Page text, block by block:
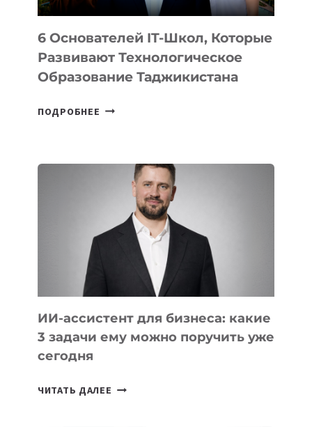
6 Основателей IT-Школ, Которые
Развивают Технологическое
Образование Таджикистана
ПОДРОБНЕЕ 6
КОТОРЫЕ
РАЗВИВАЮТ
ТЕХНОЛОГИЧЕСКОЕ
ОБРАЗОВАНИЕ
ТАДЖИКИСТАНА
ИИ-ассистент для бизнеса: какие
3 задачи ему можно поручить уже
сегодня
ЧИТАТЬ ДАЛЕЕ ИИ-